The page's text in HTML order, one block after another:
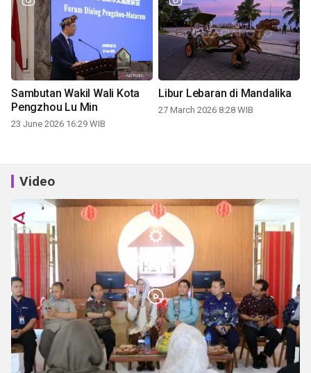
Sambutan Wakil Wali Kota
Pengzhou Lu Min
23 June 2026 16:29 WIB
Libur Lebaran di Mandalika
27 March 2026 8:28 WIB
Video